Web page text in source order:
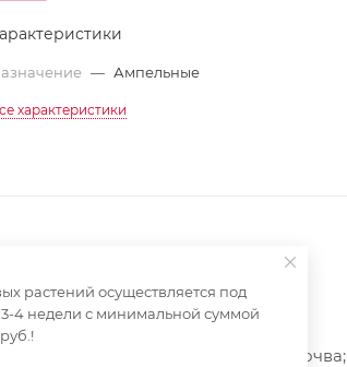
— Ампельные
характеристики
кислая, рыхлая и воздушная почва;
растений осуществляется под
4 недели с минимальной суммой